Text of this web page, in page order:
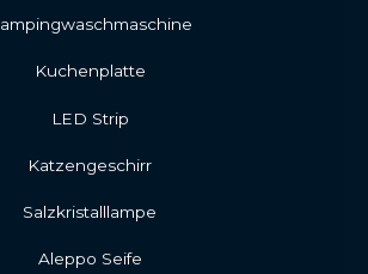
Kuchenplatte
LED Strip
Katzengeschirr
Salzkristalllampe
Aleppo Seife